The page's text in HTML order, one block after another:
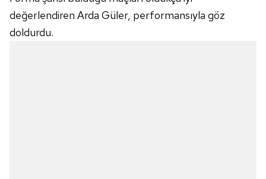
değerlendiren Arda Güler, performansıyla göz
doldurdu.